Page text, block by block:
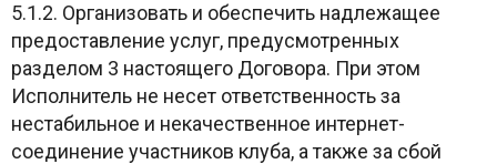
5.1.2. Организовать и обеспечить надлежащее
предоставление услуг, предусмотренных
разделом 3 настоящего Договора. При этом
Исполнитель не несет ответственность за
нестабильное и некачественное интернет-
соединение участников клуба, а также за сбой